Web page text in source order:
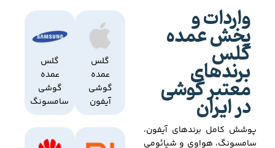
واردات و
پخش عمده
گلس
برندهای
معتبر گوشی
در ایران
پوشش کامل برندهای آیفون،
سامسونگ، هواوی و شیائومی
گلس
عمده
گوشی
آیفون
گلس
عمده
گوشی
سامسونگ